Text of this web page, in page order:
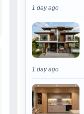
1 day ago
1 day ago